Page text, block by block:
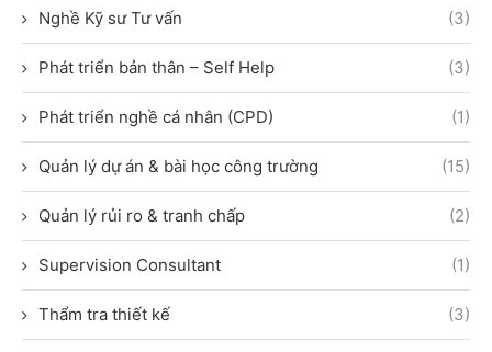
Nghề Kỹ sư Tư vấn (3)
Phát triển bản thân – Self Help (3)
Phát triển nghề cá nhân (CPD) (1)
Quản lý dự án & bài học công trường (15)
Quản lý rủi ro & tranh chấp (2)
Supervision Consultant (1)
Thẩm tra thiết kế (3)